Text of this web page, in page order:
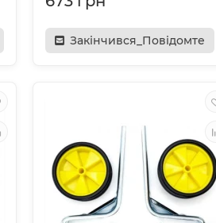
Закінчився_Повідомте